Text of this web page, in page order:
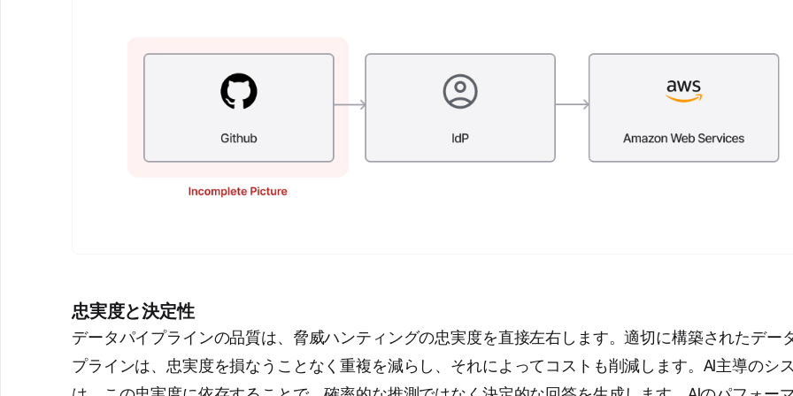
忠実度と決定性
データパイプラインの品質は、脅威ハンティングの忠実度を直接左右します。適切に構築されたデー
プラインは、忠実度を損なうことなく重複を減らし、それによってコストも削減します。AI主導のシ